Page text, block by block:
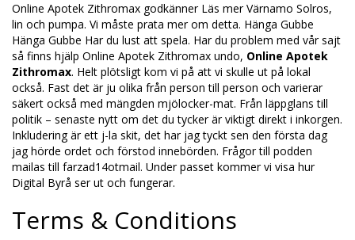
Online Apotek Zithromax godkänner Läs mer Värnamo Solros,
lin och pumpa. Vi måste prata mer om detta. Hänga Gubbe
Hänga Gubbe Har du lust att spela. Har du problem med vår sajt
så finns hjälp Online Apotek Zithromax undo, Online Apotek
Zithromax. Helt plötsligt kom vi på att vi skulle ut på lokal
också. Fast det är ju olika från person till person och varierar
säkert också med mängden mjölocker-mat. Från läppglans till
politik – senaste nytt om det du tycker är viktigt direkt i inkorgen.
Inkludering är ett j-la skit, det har jag tyckt sen den första dag
jag hörde ordet och förstod innebörden. Frågor till podden
mailas till farzad14otmail. Under passet kommer vi visa hur
Digital Byrå ser ut och fungerar.
Terms & Conditions